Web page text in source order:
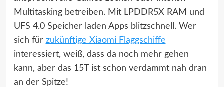
Multitasking betreiben. Mit LPDDR5X RAM und
UFS 4.0 Speicher laden Apps blitzschnell. Wer
sich für zukünftige Xiaomi Flaggschiffe
interessiert, weiß, dass da noch mehr gehen
kann, aber das 15T ist schon verdammt nah dran
an der Spitze!